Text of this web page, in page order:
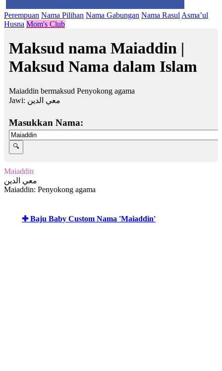
Perempuan Nama Pilihan Nama Gabungan Nama Rasul Asma’ul
Husna Mom's Club
Maksud nama Maiaddin |
Maksud Nama dalam Islam
Maiaddin bermaksud Penyokong agama
Jawi: معي الدين
Masukkan Nama:
Maiaddin
معي الدين
Maiaddin: Penyokong agama
✚ Baju Baby Custom Nama 'Maiaddin'